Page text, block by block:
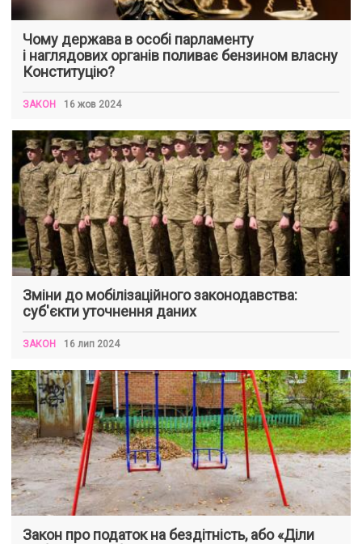
Чому держава в особі парламенту
і наглядових органів поливає бензином власну
Конституцію?
ЗАКОН 16 жов 2024
Зміни до мобілізаційного законодавства:
суб'єкти уточнення даних
ЗАКОН 16 лип 2024
Закон про податок на бездітність, або «Діли